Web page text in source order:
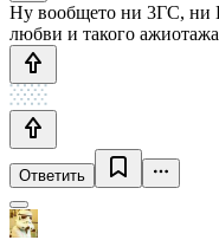
Ну вообщето ни 3ГС, ни
любви и такого
Ответить